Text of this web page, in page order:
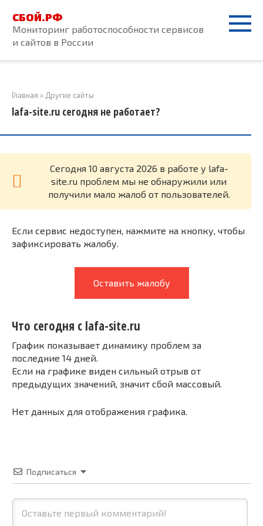
контенту
СБОЙ.РФ
Мониторинг работоспособности сервисов
и сайтов в России
Главная » Другие сайты
lafa-site.ru сегодня не работает?
Cегодня 10 августа 2026 в работе у lafa-
site.ru проблем мы не обнаружили или
получили мало жалоб от пользователей.
Если сервис недоступен, нажмите на кнопку, чтобы
зафиксировать жалобу.
Оставить жалобу
Что сегодня с lafa-site.ru
График показывает динамику проблем за
последние 14 дней.
Если на графике виден сильный отрыв от
предыдущих значений, значит сбой массовый.
Нет данных для отображения графика.
Подписаться